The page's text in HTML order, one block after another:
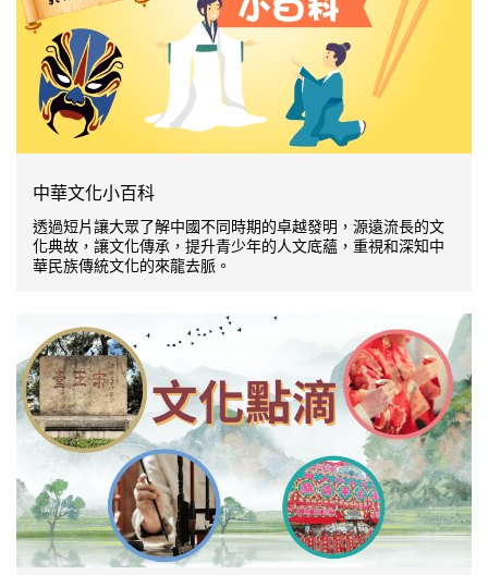
中華文化小百科
透過短片讓大眾了解中國不同時期的卓越發明，源遠流長的文
化典故，讓文化傳承，提升青少年的人文底蘊，重視和深知中
華民族傳統文化的來龍去脈。